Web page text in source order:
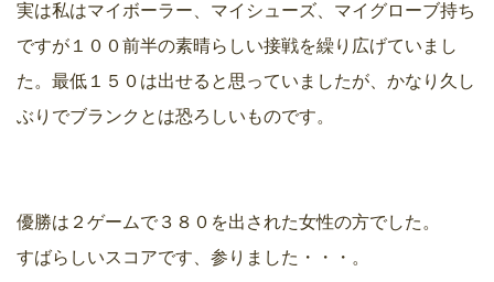
実は私はマイボーラー、マイシューズ、マイグローブ持ち
ですが１００前半の素晴らしい接戦を繰り広げていまし
た。最低１５０は出せると思っていましたが、かなり久し
ぶりでブランクとは恐ろしいものです。
優勝は２ゲームで３８０を出された女性の方でした。
すばらしいスコアです、参りました・・・。